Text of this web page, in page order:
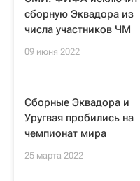
сборную Эквадора из
числа участников ЧМ
09 июня 2022
Сборные Эквадора и
Уругвая пробились на
чемпионат мира
25 марта 2022